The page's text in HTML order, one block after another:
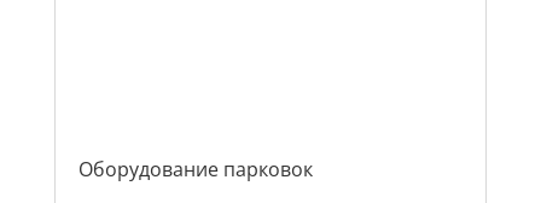
Оборудование парковок